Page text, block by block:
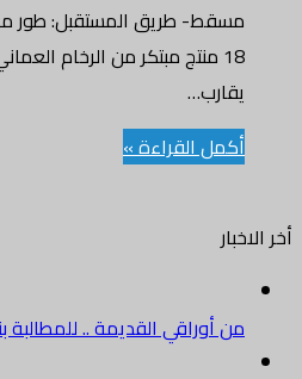
مسقط- طريق المستقبل: طور
18 منتج مبتكر من الرخام
يقارب…
أكمل القراءة »
أخر الاخبار
من أوراقي القديمة ..